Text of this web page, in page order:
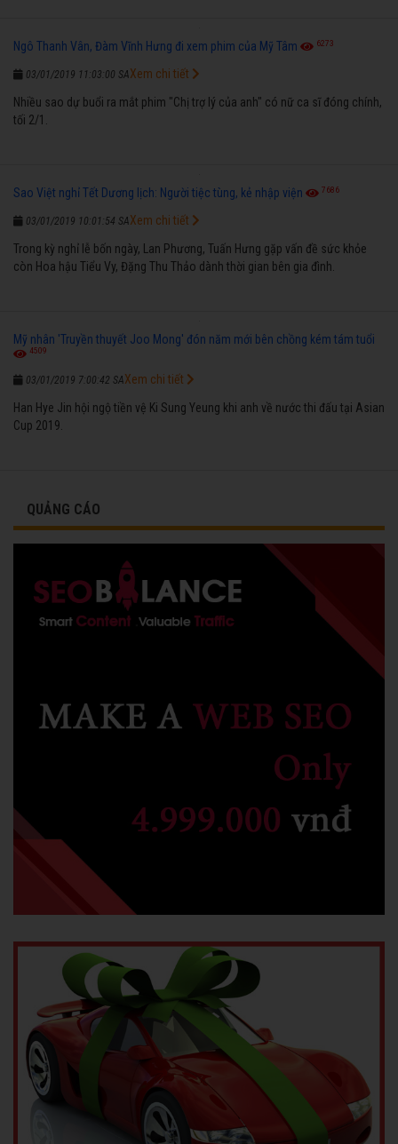
Ngô Thanh Vân, Đàm Vĩnh Hưng đi xem phim của Mỹ Tâm 6273
03/01/2019 11:03:00 SA
Nhiều sao dự buổi ra mắt phim "Chị trợ lý của anh" có nữ ca sĩ đóng chính,
tối 2/1.
Xem chi tiết
Sao Việt nghỉ Tết Dương lịch: Người tiệc tùng, kẻ nhập viện 7686
03/01/2019 10:01:54 SA
Trong kỳ nghỉ lễ bốn ngày, Lan Phương, Tuấn Hưng gặp vấn đề sức khỏe
còn Hoa hậu Tiểu Vy, Đặng Thu Thảo dành thời gian bên gia đình.
Xem chi tiết
Mỹ nhân 'Truyền thuyết Joo Mong' đón năm mới bên chồng kém tám tuổi
4509
03/01/2019 7:00:42 SA
Han Hye Jin hội ngộ tiền vệ Ki Sung Yeung khi anh về nước thi đấu tại Asian
Cup 2019.
Xem chi tiết
QUẢNG CÁO